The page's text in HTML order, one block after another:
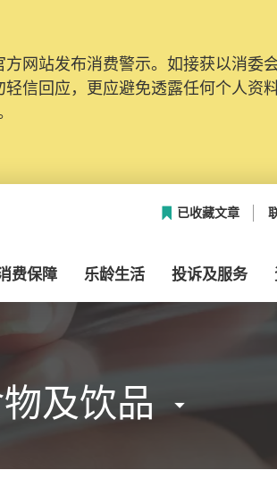
网站发布消费警示。如接获以消委
信回应，更应避免透露任何个人资
已收藏文章
费保障 乐龄生活 投诉及服务
及饮品